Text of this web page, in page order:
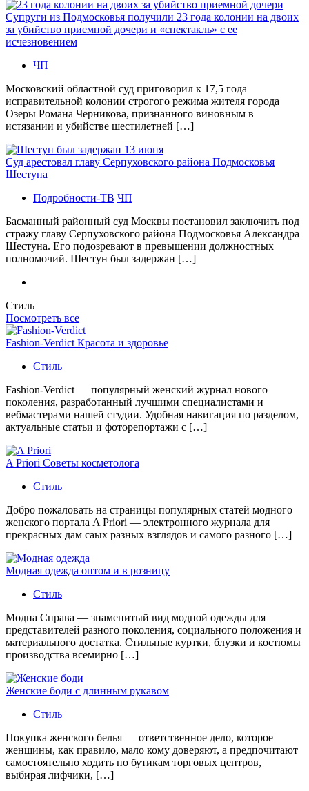
Супруги из Подмосковья получили 23 года колонии на двоих
за убийство приемной дочери и «спектакль» с ее
исчезновением
ЧП
Московский областной суд приговорил к 17,5 года
исправительной колонии строгого режима жителя города
Озеры Романа Черникова, признанного виновным в
истязании и убийстве шестилетней […]
Суд арестовал главу Серпуховского района Подмосковья
Шестуна
Подробности-ТВ ЧП
Басманный районный суд Москвы постановил заключить под
стражу главу Серпуховского района Подмосковья Александра
Шестуна. Его подозревают в превышении должностных
полномочий. Шестун был задержан […]
Стиль
Посмотреть все
Fashion-Verdict Красота и здоровье
Стиль
Fashion-Verdict — популярный женский журнал нового
поколения, разработанный лучшими специалистами и
вебмастерами нашей студии. Удобная навигация по разделом,
актуальные статьи и фоторепортажи с […]
A Priori Советы косметолога
Стиль
Добро пожаловать на страницы популярных статей модного
женского портала A Priori — электронного журнала для
прекрасных дам саых разных взглядов и самого разного […]
Модная одежда оптом и в розницу
Стиль
Модна Справа — знаменитый вид модной одежды для
представителей разного поколения, социального положения и
материального достатка. Стильные куртки, блузки и костюмы
производства всемирно […]
Женские боди с длинным рукавом
Стиль
Покупка женского белья — ответственное дело, которое
женщины, как правило, мало кому доверяют, а предпочитают
самостоятельно ходить по бутикам торговых центров,
выбирая лифчики, […]